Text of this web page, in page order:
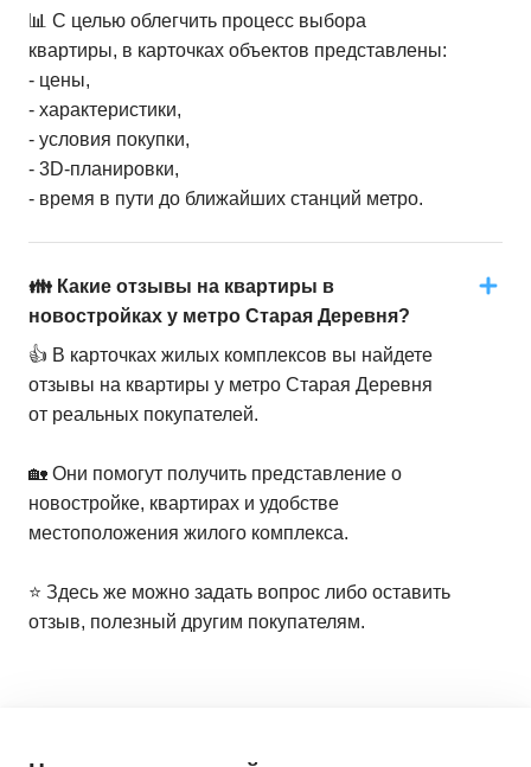
📊 С целью облегчить процесс выбора
квартиры, в карточках объектов представлены:
- цены,
- характеристики,
- условия покупки,
- 3D-планировки,
- время в пути до ближайших станций метро.
👪 Какие отзывы на квартиры в
новостройках у метро Старая Деревня?
👍 В карточках жилых комплексов вы найдете
отзывы на квартиры у метро Старая Деревня
от реальных покупателей.
🏡 Они помогут получить представление о
новостройке, квартирах и удобстве
местоположения жилого комплекса.
⭐️ Здесь же можно задать вопрос либо оставить
отзыв, полезный другим покупателям.